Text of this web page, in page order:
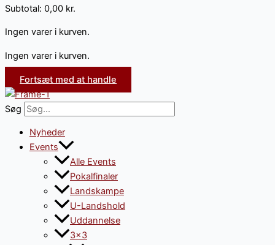
Subtotal: 0,00 kr.
Ingen varer i kurven.
Ingen varer i kurven.
Fortsæt med at handle
Søg
Nyheder
Events
Alle Events
Pokalfinaler
Landskampe
U-Landshold
Uddannelse
3×3